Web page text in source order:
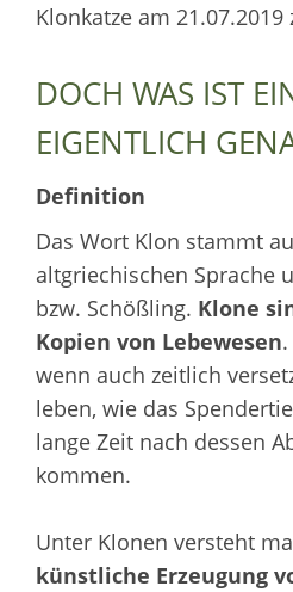
Klonkatze am 21.07.2019
DOCH WAS IST
EIGENTLICH
Definition
Das Wort Klon stammt
altgriechischen Sprache
bzw. Schößling. Klone
Kopien von Lebewesen
wenn auch zeitlich
leben, wie das
lange Zeit nach dessen
kommen.
Unter Klonen versteht
künstliche Erzeugung